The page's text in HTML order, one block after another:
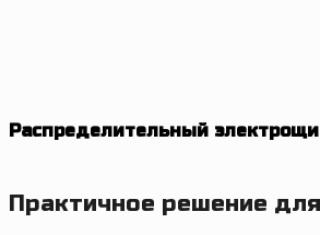
Распределительный
Практичное решение